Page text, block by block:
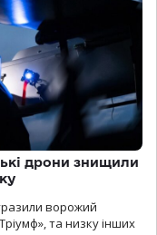
дрони знищили
ворожий
та низку інших